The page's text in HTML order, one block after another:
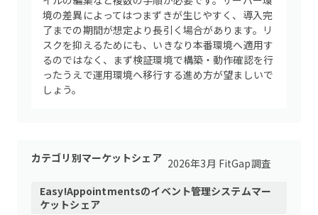
境の差異によってはつまずきが生じやすく、導入完
了までの期間が想定より長引く場合があります。リ
スクを抑えるためにも、いきなり本番環境へ適用す
るのではなく、まず検証環境で構築・動作確認を行
ったうえで運用環境へ移行する進め方が望ましいで
しょう。
カテゴリ別マーケットシェア 2026年3月 FitGap調査
Easy!Appointmentsのイベント管理システムマー
ケットシェア